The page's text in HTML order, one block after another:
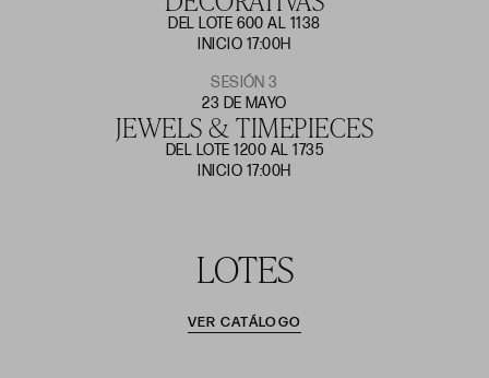
DEL LOTE 600 AL 1138
INICIO 17:00H
SESIÓN 3
23 DE MAYO
JEWELS & TIMEPIECES
DEL LOTE 1200 AL 1735
INICIO 17:00H
LOTES
VER CATÁLOGO